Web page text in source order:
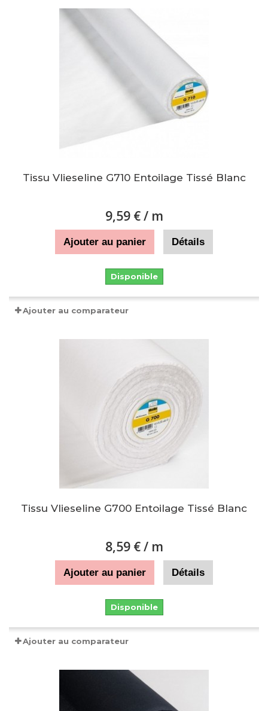
Tissu Vlieseline G710 Entoilage Tissé Blanc
9,59 €/ m
Ajouter au panier Détails
Disponible
Ajouter au comparateur
Tissu Vlieseline G700 Entoilage Tissé Blanc
8,59 €/ m
Ajouter au panier Détails
Disponible
Ajouter au comparateur